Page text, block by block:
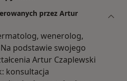
przez Artur
wenerolog,
podstawie swojego
Artur Czaplewski
konsultacja